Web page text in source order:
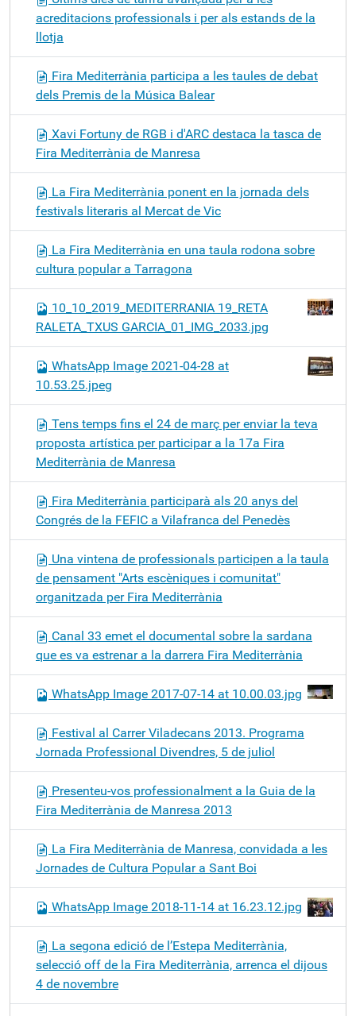
acreditacions professionals i per als estands de la
llotja
Fira Mediterrània participa a les taules de debat
dels Premis de la Música Balear
Xavi Fortuny de RGB i d'ARC destaca la tasca de
Fira Mediterrània de Manresa
La Fira Mediterrània ponent en la jornada dels
festivals literaris al Mercat de Vic
La Fira Mediterrània en una taula rodona sobre
cultura popular a Tarragona
10_10_2019_MEDITERRANIA 19_RETA
RALETA_TXUS GARCIA_01_IMG_2033.jpg
WhatsApp Image 2021-04-28 at
10.53.25.jpeg
Tens temps fins el 24 de març per enviar la teva
proposta artística per participar a la 17a Fira
Mediterrània de Manresa
Fira Mediterrània participarà als 20 anys del
Congrés de la FEFIC a Vilafranca del Penedès
Una vintena de professionals participen a la taula
de pensament "Arts escèniques i comunitat"
organitzada per Fira Mediterrània
Canal 33 emet el documental sobre la sardana
que es va estrenar a la darrera Fira Mediterrània
WhatsApp Image 2017-07-14 at 10.00.03.jpg
Festival al Carrer Viladecans 2013. Programa
Jornada Professional Divendres, 5 de juliol
Presenteu-vos professionalment a la Guia de la
Fira Mediterrània de Manresa 2013
La Fira Mediterrània de Manresa, convidada a les
Jornades de Cultura Popular a Sant Boi
WhatsApp Image 2018-11-14 at 16.23.12.jpg
La segona edició de l’Estepa Mediterrània,
selecció off de la Fira Mediterrània, arrenca el dijous
4 de novembre